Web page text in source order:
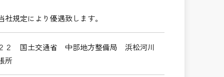
規定により優遇致します。
２ 国土交通省 中部地方整備局 浜松河川
所